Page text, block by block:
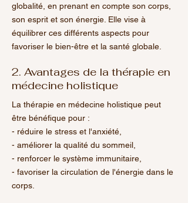
globalité, en prenant en compte son corps,
son esprit et son énergie. Elle vise à
équilibrer ces différents aspects pour
favoriser le bien-être et la santé globale.
2. Avantages de la thérapie en
médecine holistique
La thérapie en médecine holistique peut
être bénéfique pour :
- réduire le stress et l'anxiété,
- améliorer la qualité du sommeil,
- renforcer le système immunitaire,
- favoriser la circulation de l'énergie dans le
corps.